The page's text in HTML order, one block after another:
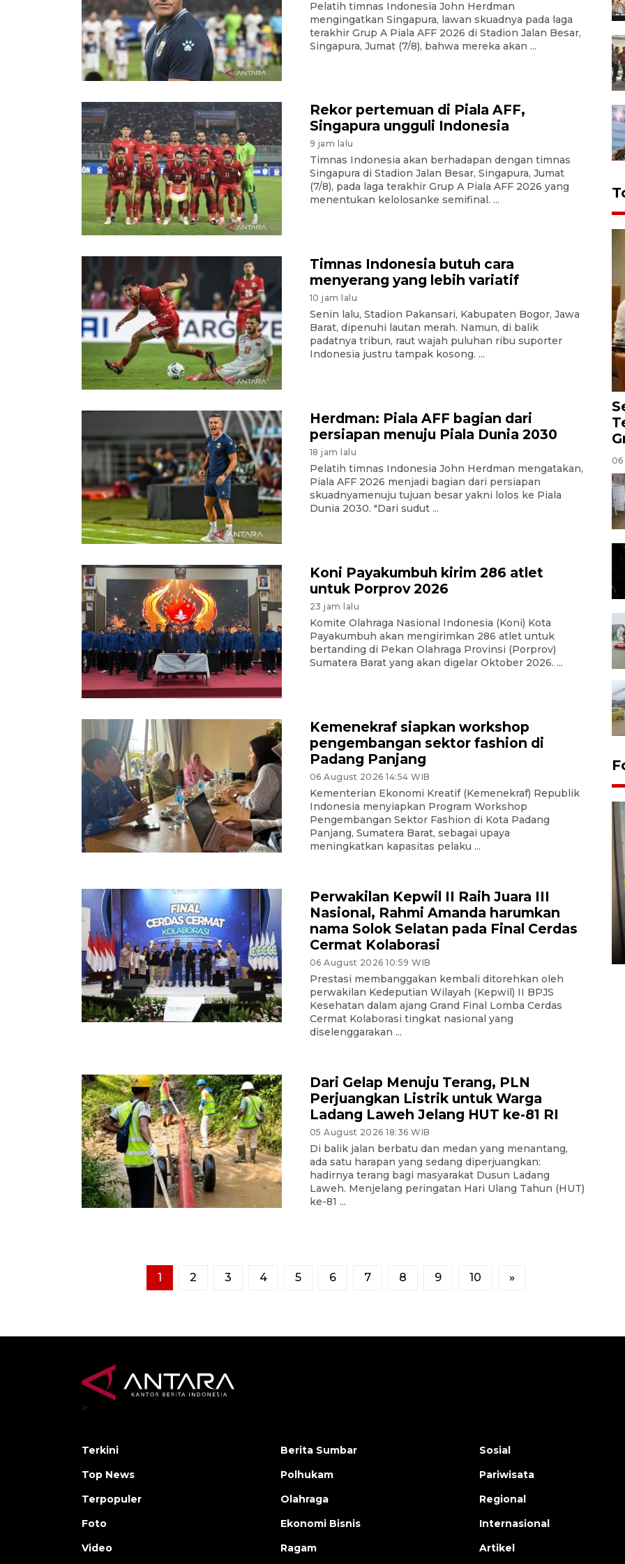
Pelatih timnas Indonesia John Herdman
mengingatkan Singapura, lawan skuadnya pada laga
terakhir Grup A Piala AFF 2026 di Stadion Jalan Besar,
Singapura, Jumat (7/8), bahwa mereka akan ...
Rekor pertemuan di Piala AFF,
Singapura ungguli Indonesia
9 jam lalu
Timnas Indonesia akan berhadapan dengan timnas
Singapura di Stadion Jalan Besar, Singapura, Jumat
(7/8), pada laga terakhir Grup A Piala AFF 2026 yang
menentukan kelolosanke semifinal. ...
Timnas Indonesia butuh cara
menyerang yang lebih variatif
10 jam lalu
Senin lalu, Stadion Pakansari, Kabupaten Bogor, Jawa
Barat, dipenuhi lautan merah. Namun, di balik
padatnya tribun, raut wajah puluhan ribu suporter
Indonesia justru tampak kosong. ...
Herdman: Piala AFF bagian dari
persiapan menuju Piala Dunia 2030
18 jam lalu
Pelatih timnas Indonesia John Herdman mengatakan,
Piala AFF 2026 menjadi bagian dari persiapan
skuadnyamenuju tujuan besar yakni lolos ke Piala
Dunia 2030. "Dari sudut ...
Koni Payakumbuh kirim 286 atlet
untuk Porprov 2026
23 jam lalu
Komite Olahraga Nasional Indonesia (Koni) Kota
Payakumbuh akan mengirimkan 286 atlet untuk
bertanding di Pekan Olahraga Provinsi (Porprov)
Sumatera Barat yang akan digelar Oktober 2026. ...
Kemenekraf siapkan workshop
pengembangan sektor fashion di
Padang Panjang
06 August 2026 14:54 WIB
Kementerian Ekonomi Kreatif (Kemenekraf) Republik
Indonesia menyiapkan Program Workshop
Pengembangan Sektor Fashion di Kota Padang
Panjang, Sumatera Barat, sebagai upaya
meningkatkan kapasitas pelaku ...
Perwakilan Kepwil II Raih Juara III
Nasional, Rahmi Amanda harumkan
nama Solok Selatan pada Final Cerdas
Cermat Kolaborasi
06 August 2026 10:59 WIB
Prestasi membanggakan kembali ditorehkan oleh
perwakilan Kedeputian Wilayah (Kepwil) II BPJS
Kesehatan dalam ajang Grand Final Lomba Cerdas
Cermat Kolaborasi tingkat nasional yang
diselenggarakan ...
Dari Gelap Menuju Terang, PLN
Perjuangkan Listrik untuk Warga
Ladang Laweh Jelang HUT ke-81 RI
05 August 2026 18:36 WIB
Di balik jalan berbatu dan medan yang menantang,
ada satu harapan yang sedang diperjuangkan:
hadirnya terang bagi masyarakat Dusun Ladang
Laweh. Menjelang peringatan Hari Ulang Tahun (HUT)
ke-81 ...
1 2 3 4 5 6 7 8 9 10 »
06
Penyelesaian pembentukan
Kopdes Merah Putih di
Sumbar
05 August 2026 10:33 WIB
>
Terkini
Top News
Terpopuler
Foto
Video
Berita Sumbar
Polhukam
Olahraga
Ekonomi Bisnis
Ragam
Sosial
Pariwisata
Regional
Internasional
Artikel